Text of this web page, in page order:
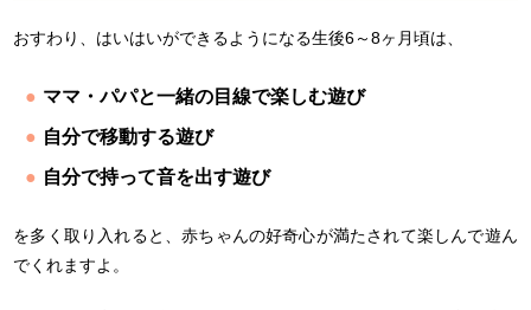
おすわり、はいはいができるようになる生後6～8ヶ月頃は、
ママ・パパと一緒の目線で楽しむ遊び
自分で移動する遊び
自分で持って音を出す遊び
を多く取り入れると、赤ちゃんの好奇心が満たされて楽しんで遊ん
でくれますよ。